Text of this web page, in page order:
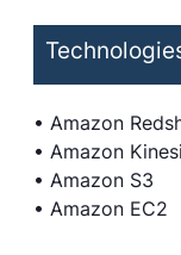
• Amazon
• Amazon
• Amazon S3
• Amazon EC2